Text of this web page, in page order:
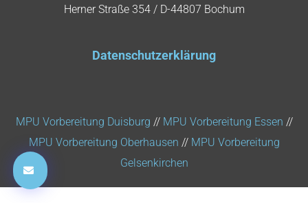
Herner Straße 354 / D-44807 Bochum
Datenschutzerklärung
MPU Vorbereitung Duisburg // MPU Vorbereitung Essen //
MPU Vorbereitung Oberhausen // MPU Vorbereitung
Gelsenkirchen